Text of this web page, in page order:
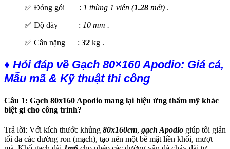
✅ Đóng gói : 1 thùng 1 viên (1.28 mét) .
✅ Độ dày : 10 mm .
✅ Cân nặng : 32 kg .
♦ Hỏi đáp về Gạch 80×160 Apodio: Giá cả,
Mẫu mã & Kỹ thuật thi công
Câu 1: Gạch 80x160 Apodio mang lại hiệu ứng thẩm mỹ khác
biệt gì cho công trình?
Trả lời: Với kích thước khủng 80x160cm, gạch Apodio giúp tối giản
tối đa các đường ron (mạch), tạo nên một bề mặt liền khối, mượt